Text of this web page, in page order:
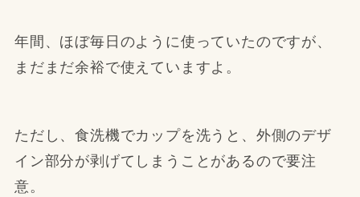
年間、ほぼ毎日のように使っていたのですが、
まだまだ余裕で使えていますよ。
ただし、食洗機でカップを洗うと、外側のデザ
イン部分が剥げてしまうことがあるので要注
意。